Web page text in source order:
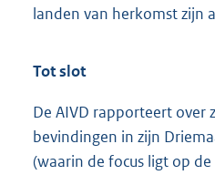
landen van herkomst zijn
Tot slot
De AIVD rapporteert over
bevindingen in zijn
(waarin de focus ligt op